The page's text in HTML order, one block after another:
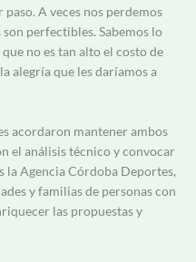
A veces nos perdemos
perfectibles. Sabemos lo
no es tan alto el costo de
alegría que les daríamos a
acordaron mantener ambos
el análisis técnico y convocar
la Agencia Córdoba Deportes,
y familias de personas con
las propuestas y